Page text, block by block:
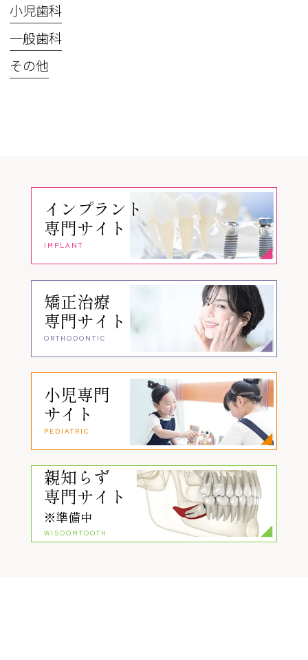
小児歯科
一般歯科
その他
インプラント
専門サイト
IMPLANT
矯正治療
専門サイト
ORTHODONTIC
小児専門
サイト
PEDIATRIC
親知らず
専門サイト
※準備中
WISDOMTOOTH